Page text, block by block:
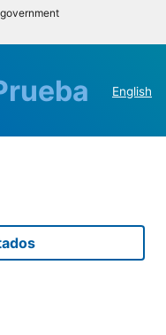
English